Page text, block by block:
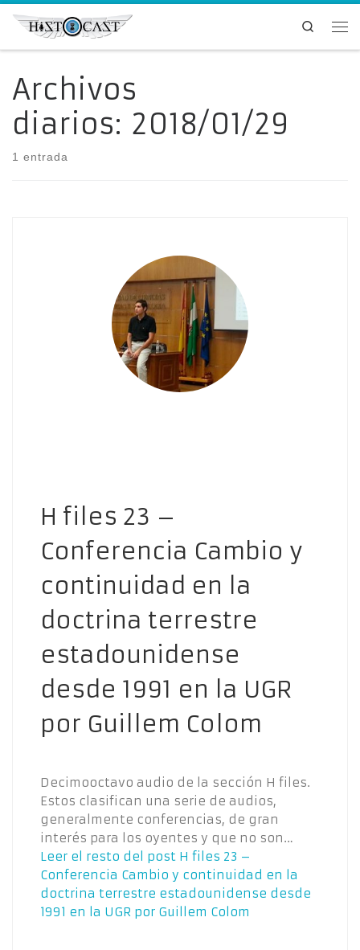
Saltar al contenido
Search
Archivos
diarios: 2018/01/29
1 entrada
H files 23 –
Conferencia Cambio y
continuidad en la
doctrina terrestre
estadounidense
desde 1991 en la UGR
por Guillem Colom
Decimooctavo audio de la sección H files.
Estos clasifican una serie de audios,
generalmente conferencias, de gran
interés para los oyentes y que no son…
Leer el resto del post H files 23 –
Conferencia Cambio y continuidad en la
doctrina terrestre estadounidense desde
1991 en la UGR por Guillem Colom